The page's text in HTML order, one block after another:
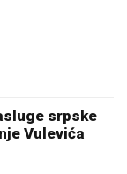
srpske
Vulevića